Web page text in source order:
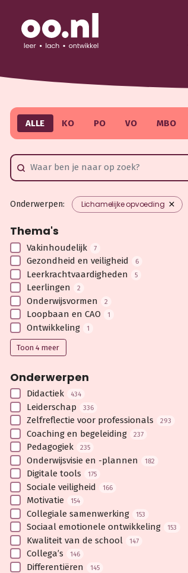
ALLE KO PO VO MBO
Onderwerpen: Lichamelijke opvoeding
Thema's
Vakinhoudelijk 7
Gezondheid en veiligheid 6
Leerkracht­vaardigheden 5
Leerlingen 2
Onderwijsvormen 2
Loopbaan en CAO 1
Ontwikkeling 1
Toon 4 meer
Onderwerpen
Didactiek 434
Leiderschap 336
Zelfreflectie voor professionals 293
Coaching en begeleiding 237
Pedagogiek 235
Onderwijsvisie en -plannen 182
Digitale tools 175
Sociale veiligheid 166
Motivatie 154
Collegiale samenwerking 153
Sociaal emotionele ontwikkeling 153
Kwaliteit van de school 147
Collega’s 146
Differentiëren 145